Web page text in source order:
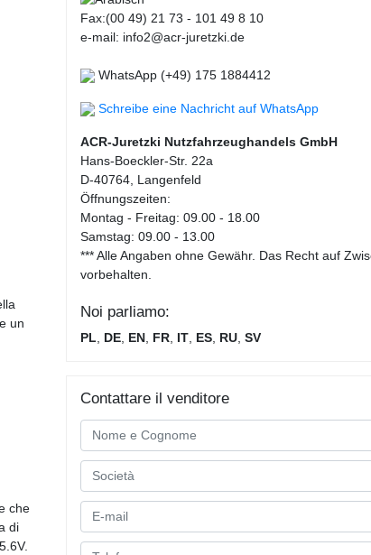
un
che
di
Fax:(00 49) 21 73 - 101 49 8 10
e-mail: info2@acr-juretzki.de
WhatsApp (+49) 175 1884412
Schreibe eine Nachricht auf WhatsApp
ACR-Juretzki Nutzfahrzeughandels GmbH
Hans-Boeckler-Str. 22a
D-40764, Langenfeld
Öffnungszeiten:
Montag - Freitag: 09.00 - 18.00
Samstag: 09.00 - 13.00
*** Alle Angaben ohne Gewähr. Das Recht auf
vorbehalten.
Noi parliamo:
PL DE EN FR IT ES RU ,SV
Contattare il venditore